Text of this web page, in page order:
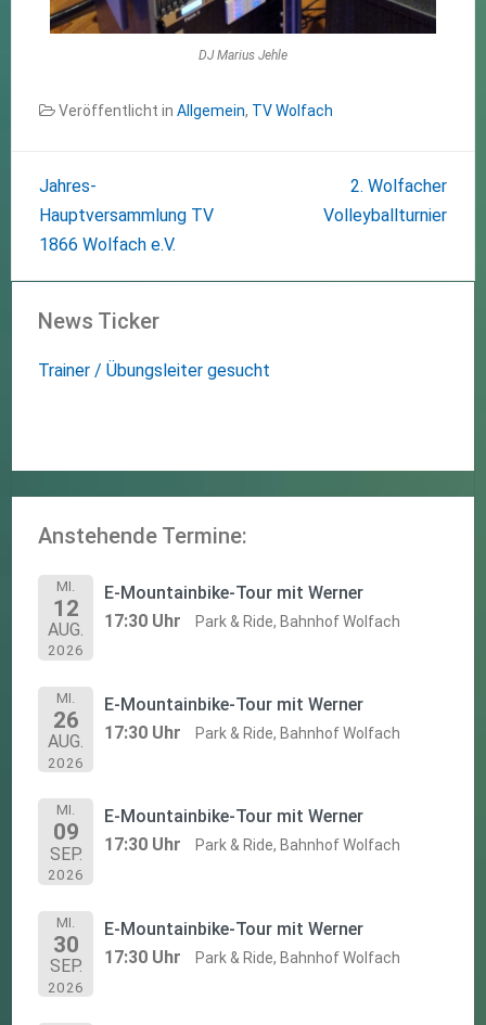
DJ Marius Jehle
Veröffentlicht in Allgemein, TV Wolfach
Jahres-
Hauptversammlung TV
1866 Wolfach e.V.
2. Wolfacher
Volleyballturnier
News Ticker
Trainer / Übungsleiter gesucht
Anstehende Termine:
MI.
12
AUG.
2026
E-Mountainbike-Tour mit Werner
17:30 Uhr
Park & Ride, Bahnhof Wolfach
MI.
26
AUG.
2026
E-Mountainbike-Tour mit Werner
17:30 Uhr
Park & Ride, Bahnhof Wolfach
MI.
09
SEP.
2026
E-Mountainbike-Tour mit Werner
17:30 Uhr
Park & Ride, Bahnhof Wolfach
MI.
30
SEP.
2026
E-Mountainbike-Tour mit Werner
17:30 Uhr
Park & Ride, Bahnhof Wolfach